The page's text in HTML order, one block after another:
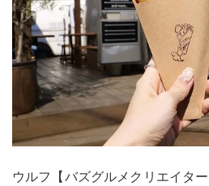
ウルフ【バズグルメクリエイタ